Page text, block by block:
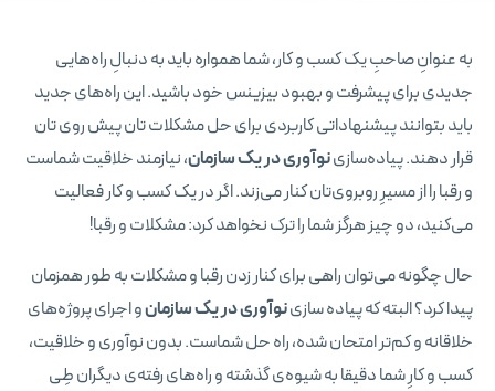
به عنوانِ صاحبِ یک کسب و کار، شما همواره باید به دنبالِ راه‌هایی
جدیدی برای پیشرفت و بهبود بیزینس خود باشید. این راه‌های جدید
باید بتوانند پیشنهاداتی کاربردی برای حل مشکلات‌ تان پیش روی‌ تان
قرار دهند. پیاده‌سازینوآوری در یک سازمان، نیازمند خلاقیت شماست
و رقبا را از مسیرِ روبروی‌تان کنار می‌زند. اگر در یک کسب و کار فعالیت
می‌کنید، دو چیز هرگز شما را ترک نخواهد کرد: مشکلات و رقبا!
حال چگونه می‌توان راهی برای کنار زدن رقبا و مشکلات به طور همزمان
پیدا کرد؟ البته که پیاده‌ سازینوآوری در یک سازمانو اجرای پروژه‌های
خلاقانه و کم‌تر امتحان شده، راه حل شماست. بدون نوآوری و خلاقیت،
کسب و کارِ شما دقیقا به شیوه‌ی گذشته و راه‌های رفته‌ی دیگران طِی